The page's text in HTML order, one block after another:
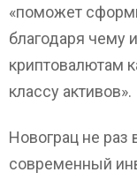
«поможет
благодаря чему
криптовалютам
классу активов».
Новограц не
современный